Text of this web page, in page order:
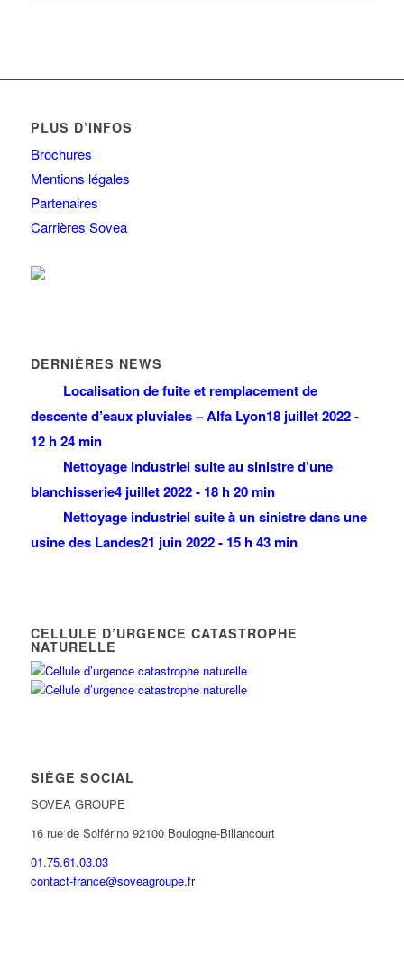
PLUS D’INFOS
Brochures
Mentions légales
Partenaires
Carrières Sovea
DERNIÈRES NEWS
Localisation de fuite et remplacement de
descente d’eaux pluviales – Alfa Lyon18 juillet 2022 -
12 h 24 min
Nettoyage industriel suite au sinistre d’une
blanchisserie4 juillet 2022 - 18 h 20 min
Nettoyage industriel suite à un sinistre dans une
usine des Landes21 juin 2022 - 15 h 43 min
CELLULE D’URGENCE CATASTROPHE
NATURELLE
SIÈGE SOCIAL
SOVEA GROUPE
16 rue de Solférino 92100 Boulogne-Billancourt
01.75.61.03.03
contact-france@soveagroupe.fr